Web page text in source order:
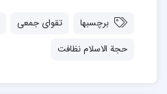
برچسبها تقوای جمعی
حجة الاسلام نظافت